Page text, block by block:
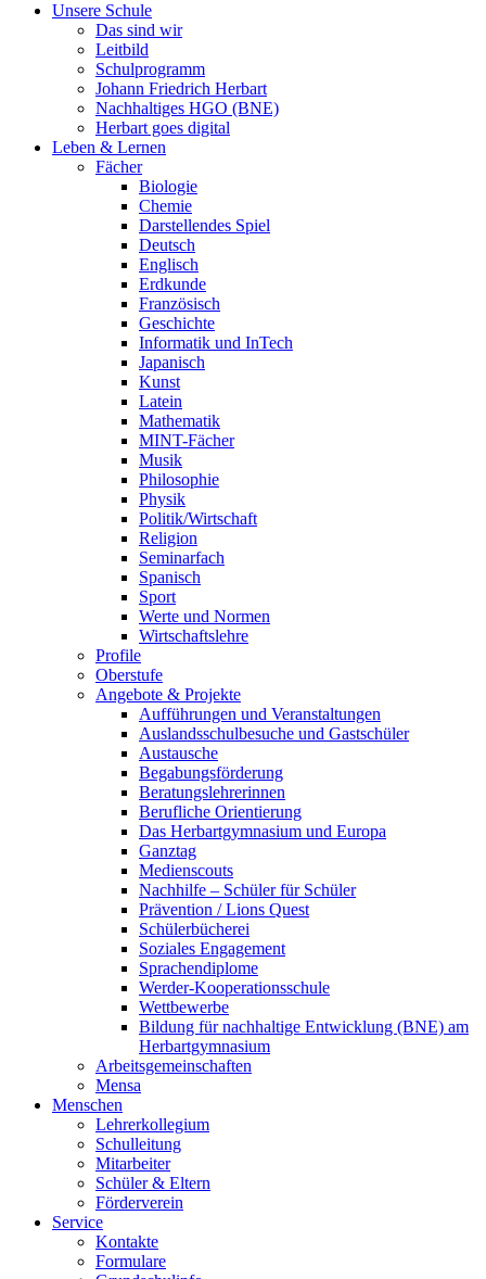
Unsere Schule
Das sind wir
Leitbild
Schulprogramm
Johann Friedrich Herbart
Nachhaltiges HGO (BNE)
Herbart goes digital
Leben & Lernen
Fächer
Biologie
Chemie
Darstellendes Spiel
Deutsch
Englisch
Erdkunde
Französisch
Geschichte
Informatik und InTech
Japanisch
Kunst
Latein
Mathematik
MINT-Fächer
Musik
Philosophie
Physik
Politik/Wirtschaft
Religion
Seminarfach
Spanisch
Sport
Werte und Normen
Wirtschaftslehre
Profile
Oberstufe
Angebote & Projekte
Aufführungen und Veranstaltungen
Auslandsschulbesuche und Gastschüler
Austausche
Begabungsförderung
Beratungslehrerinnen
Berufliche Orientierung
Das Herbartgymnasium und Europa
Ganztag
Medienscouts
Nachhilfe – Schüler für Schüler
Prävention / Lions Quest
Schülerbücherei
Soziales Engagement
Sprachendiplome
Werder-Kooperationsschule
Wettbewerbe
Bildung für nachhaltige Entwicklung (BNE) am
Herbartgymnasium
Arbeitsgemeinschaften
Mensa
Menschen
Lehrerkollegium
Schulleitung
Mitarbeiter
Schüler & Eltern
Förderverein
Service
Kontakte
Formulare